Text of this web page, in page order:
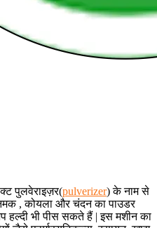
पुलवेराइज़र(pulverizer) के नाम से
, कोयला और चंदन का पाउडर
भी पीस सकते हैं | इस मशीन का